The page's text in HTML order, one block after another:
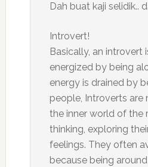
Dah buat kaji selidik..
Introvert!
Basically, an introvert
energized by being
energy is drained by
people, Introverts are
the inner world of the
thinking, exploring
feelings. They often
because being